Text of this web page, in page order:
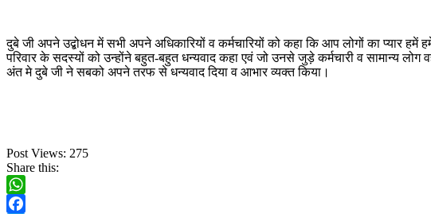
दुबे जी अपने उद्बोधन में सभी अपने अधिकारियों व कर्मचारियों को कहा कि आप लोगों का
परिवार के सदस्यों को उन्होंने बहुत-बहुत धन्यवाद कहा एवं जो उनसे जुड़े कर्मचारी व सामान्य लोग
अंत मे दुबे जी ने सबको अपने तरफ से धन्यवाद दिया व आभार व्यक्त किया।
Post Views: 275
Share this:
WhatsApp